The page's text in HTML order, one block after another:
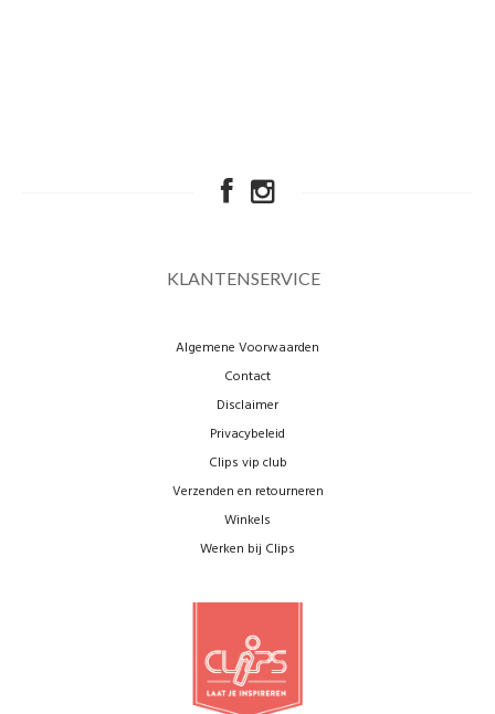
KLANTENSERVICE
Algemene Voorwaarden
Contact
Disclaimer
Privacybeleid
Clips vip club
Verzenden en retourneren
Winkels
Werken bij Clips